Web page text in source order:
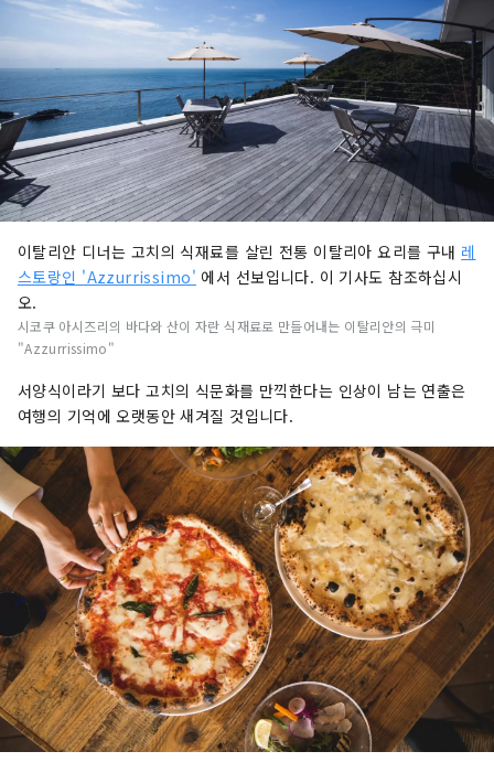
이탈리안 디너는 고치의 식재료를 살린 전통 이탈리아 요리를 구내 레
스토랑인 'Azzurrissimo' 에서 선보입니다. 이 기사도 참조하십시
오.
시코쿠 아시즈리의 바다와 산이 자란 식재료로 만들어내는 이탈리안의 극미
"Azzurrissimo"
서양식이라기 보다 고치의 식문화를 만끽한다는 인상이 남는 연출은
여행의 기억에 오랫동안 새겨질 것입니다.